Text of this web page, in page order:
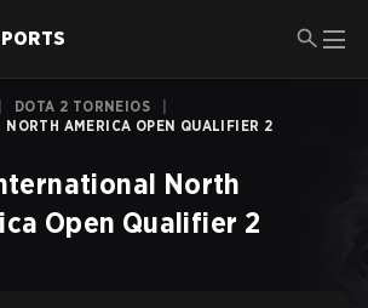
DOTA 2 TORNEIOS
AMERICA OPEN QUALIFIER 2
North
Open Qualifier 2